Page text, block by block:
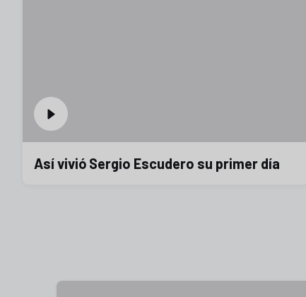
Así vivió Sergio Escudero su primer día